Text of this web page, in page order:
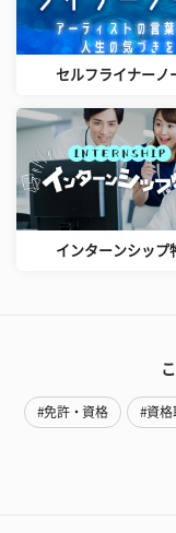
セルフライナーノ
インターンシップ
#免許・資格 #資格